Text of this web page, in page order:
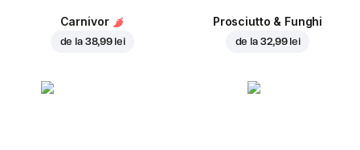
Carnivor
de la 38,99 lei
Prosciutto & Funghi
de la 32,99 lei